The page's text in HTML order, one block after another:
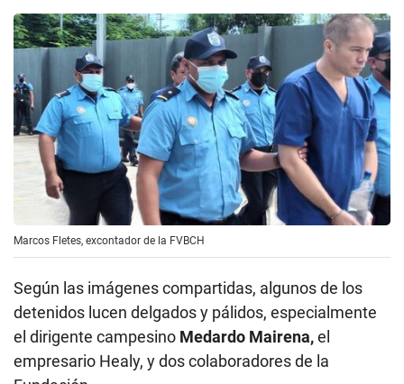
Marcos Fletes, excontador de la FVBCH
Según las imágenes compartidas, algunos de los
detenidos lucen delgados y pálidos, especialmente
el dirigente campesino Medardo Mairena,el
empresario Healy, y dos colaboradores de la